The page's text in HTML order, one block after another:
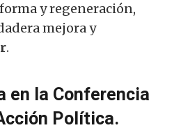
y regeneración,
mejora y
.
en la Conferencia
Política.